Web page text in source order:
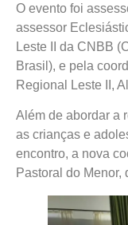
O evento foi
assessor
Leste II da CNBB
Brasil), e pela
Regional Leste II,
Além de abordar a
as crianças e
encontro, a nova
Pastoral do Menor,